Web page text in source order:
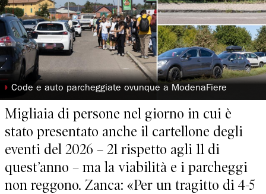
◗ Code e auto parcheggiate ovunque a ModenaFiere
Migliaia di persone nel giorno in cui è
stato presentato anche il cartellone degli
eventi del 2026 – 21 rispetto agli 11 di
quest’anno – ma la viabilità e i parcheggi
non reggono. Zanca: «Per un tragitto di 4-5